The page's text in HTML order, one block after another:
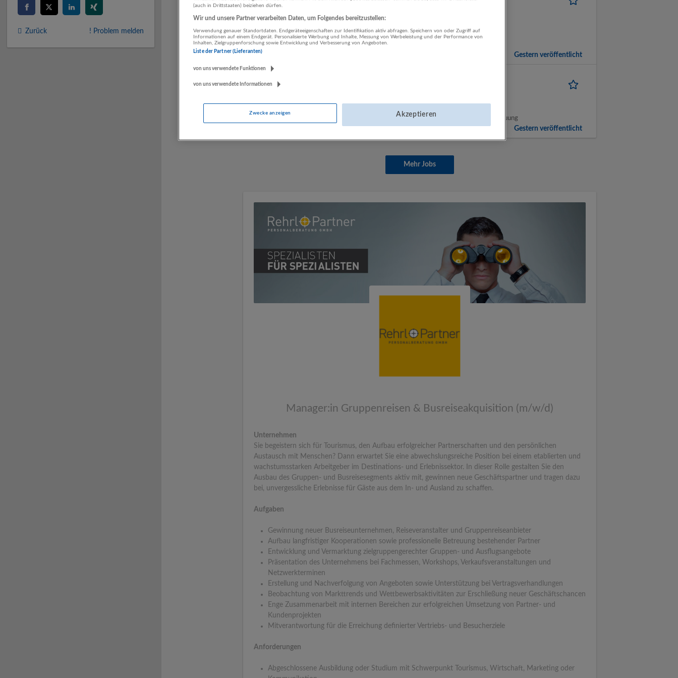
06.08.2026,
Salzburg
Vertrieb, Verkauf, Kundenbetreuung
Gestern veröffentlicht
Tourismus, Hotel, Gastronomie | Vertrieb, Verkauf, Kundenbetreuung
Gestern veröffentlicht
Mehr Jobs
Manager:in Gruppenreisen & Busreiseakquisition (m/w/d)
Unternehmen
Sie begeistern sich für Tourismus, den Aufbau erfolgreicher Partnerschaften und den persönlichen
Austausch mit Menschen? Dann erwartet Sie eine abwechslungsreiche Position bei einem etablierten und
wachstumsstarken Arbeitgeber im Destinations- und Erlebnissektor. In dieser Rolle gestalten Sie den
Ausbau des Gruppen- und Busreisesegments aktiv mit, gewinnen neue Geschäftspartner und tragen dazu
bei, unvergessliche Erlebnisse für Gäste aus dem In- und Ausland zu schaffen.
Aufgaben
Gewinnung neuer Busreiseunternehmen, Reiseveranstalter und Gruppenreiseanbieter
Aufbau langfristiger Kooperationen sowie professionelle Betreuung bestehender Partner
Entwicklung und Vermarktung zielgruppengerechter Gruppen- und Ausflugsangebote
Präsentation des Unternehmens bei Fachmessen, Workshops, Verkaufsveranstaltungen und
Netzwerkterminen
Erstellung und Nachverfolgung von Angeboten sowie Unterstützung bei Vertragsverhandlungen
Beobachtung von Markttrends und Wettbewerbsaktivitäten zur Erschließung neuer Geschäftschancen
Enge Zusammenarbeit mit internen Bereichen zur erfolgreichen Umsetzung von Partner- und
Kundenprojekten
Mitverantwortung für die Erreichung definierter Vertriebs- und Besucherziele
Anforderungen
Abgeschlossene Ausbildung oder Studium mit Schwerpunkt Tourismus, Wirtschaft, Marketing oder
Zurück ! Problem melden
(auch in Drittstaaten) beiziehen dürfen.
Wir und unsere Partner verarbeiten Daten, um Folgendes bereitzustellen:
Verwendung genauer Standortdaten. Endgeräteeigenschaften zur Identifikation aktiv abfragen. Speichern von oder Zugriff auf
Informationen auf einem Endgerät. Personalisierte Werbung und Inhalte, Messung von Werbeleistung und der Performance von
Inhalten, Zielgruppenforschung sowie Entwicklung und Verbesserung von Angeboten.
Liste der Partner (Lieferanten)
von uns verwendete Funktionen
von uns verwendete Informationen
Zwecke anzeigen Akzeptieren